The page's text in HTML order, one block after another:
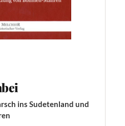
ins Sudetenland und